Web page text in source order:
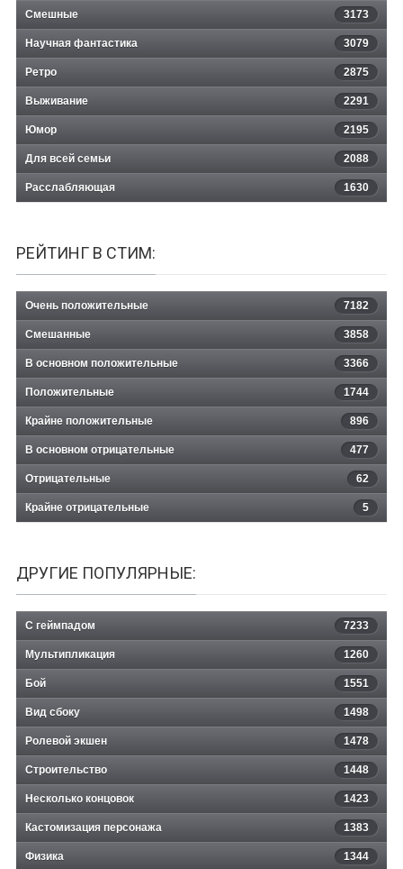
Смешные 3173
Научная фантастика 3079
Ретро 2875
Выживание 2291
Юмор 2195
Для всей семьи 2088
Расслабляющая 1630
РЕЙТИНГ В СТИМ:
Очень положительные 7182
Смешанные 3858
В основном положительные 3366
Положительные 1744
Крайне положительные 896
В основном отрицательные 477
Отрицательные 62
Крайне отрицательные 5
ДРУГИЕ ПОПУЛЯРНЫЕ:
С геймпадом 7233
Мультипликация 1260
Бой 1551
Вид сбоку 1498
Ролевой экшен 1478
Строительство 1448
Несколько концовок 1423
Кастомизация персонажа 1383
Физика 1344